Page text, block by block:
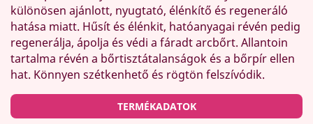
különösen ajánlott, nyugtató, élénkítő és regeneráló
hatása miatt. Hűsít és élénkit, hatóanyagai révén pedig
regenerálja, ápolja és védi a fáradt arcbőrt. Allantoin
tartalma révén a bőrtisztátalanságok és a bőrpír ellen
hat. Könnyen szétkenhető és rögtön felszívódik.
TERMÉKADATOK